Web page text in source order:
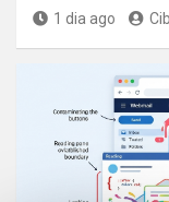
1 dia ago